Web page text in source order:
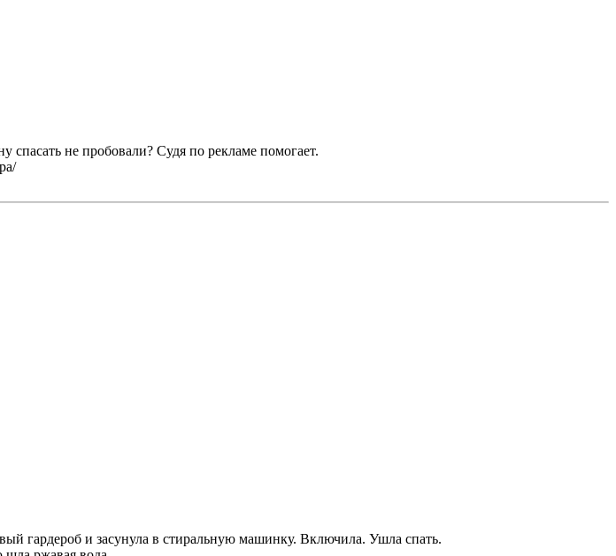
не пробовали? Судя по рекламе помогает.
гардероб и засунула в стиральную машинку. Включила. Ушла спать.